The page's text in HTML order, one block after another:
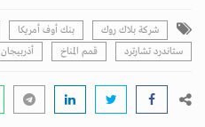
شركة بلاك روك بنك أوف أمريكا
ستاندرد تشارترد
قمم المناخ أذربيجان